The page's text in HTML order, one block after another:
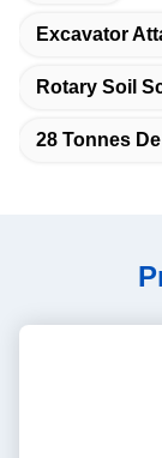
Excavator
Rotary Soil
28 Tonnes